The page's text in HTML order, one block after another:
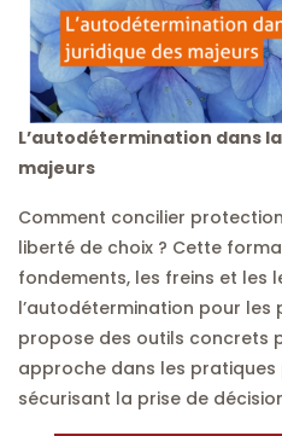
L’autodétermination dans
majeurs
Comment concilier
liberté de choix ? Cette
fondements, les freins et les
l’autodétermination pour les
propose des outils concrets
approche dans les
sécurisant la prise de